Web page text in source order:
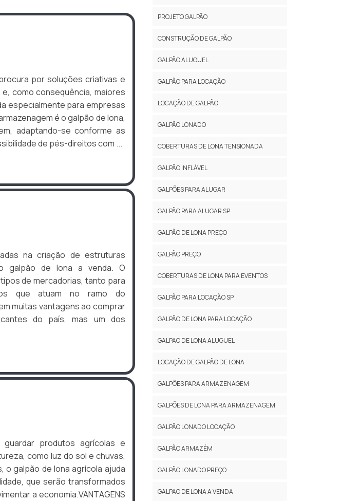
por soluções criativas e
como consequência, maiores
especialmente para empresas
é o galpão de lona,
adaptando-se conforme as
de pés-direitos com ...
na criação de estruturas
galpão de lona a venda. O
de mercadorias, tanto para
que atuam no ramo do
muitas vantagens ao comprar
do país, mas um dos
produtos agrícolas e
como luz do sol e chuvas,
o galpão de lona agrícola ajuda
que serão transformados
a economia.VANTAGENS
PROJETO GALPÃO
CONSTRUÇÃO DE GALPÃO
GALPÃO ALUGUEL
GALPÃO PARA LOCAÇÃO
LOCAÇÃO DE GALPÃO
GALPÃO LONADO
COBERTURAS DE LONA TENSIONADA
GALPÃO INFLÁVEL
GALPÕES PARA ALUGAR
GALPÃO PARA ALUGAR SP
GALPÃO DE LONA PREÇO
GALPÃO PREÇO
COBERTURAS DE LONA PARA EVENTOS
GALPÃO PARA LOCAÇÃO SP
GALPÃO DE LONA PARA LOCAÇÃO
GALPAO DE LONA ALUGUEL
LOCAÇÃO DE GALPÃO DE LONA
GALPÕES PARA ARMAZENAGEM
GALPÕES DE LONA PARA ARMAZENAGEM
GALPÃO LONADO LOCAÇÃO
GALPÃO ARMAZÉM
GALPÃO LONADO PREÇO
GALPAO DE LONA A VENDA